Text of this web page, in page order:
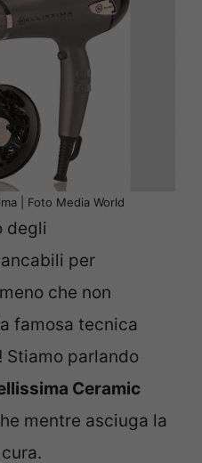
| Foto Media World
degli
per
che non
famosa tecnica
Stiamo parlando
Ceramic
mentre asciuga la